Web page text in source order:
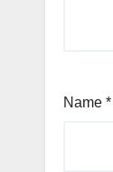
Name *